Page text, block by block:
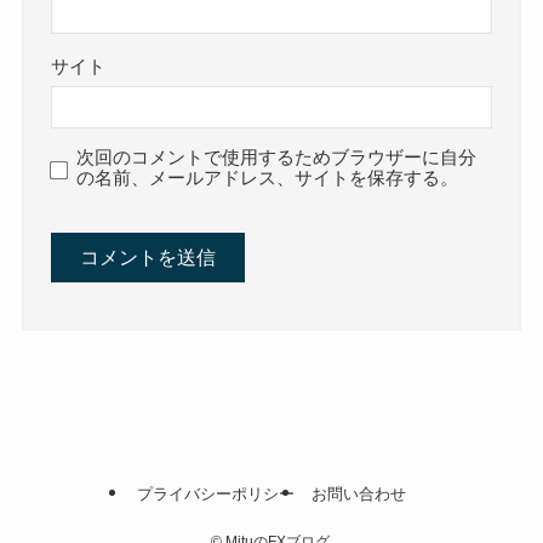
サイト
次回のコメントで使用するためブラウザーに自分
の名前、メールアドレス、サイトを保存する。
プライバシーポリシー お問い合わせ